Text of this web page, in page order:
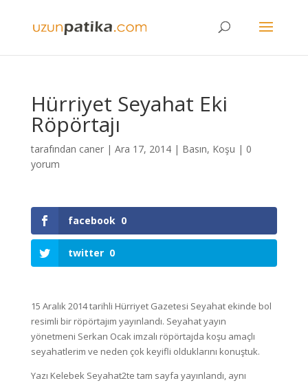
Hürriyet Seyahat Eki
Röpörtajı
tarafından caner| Ara 17, 2014| Basın, Koşu | 0
yorum
facebook 0
twitter 0
15 Aralık 2014 tarihli Hürriyet Gazetesi Seyahat ekinde bol
resimli bir röpörtajım yayınlandı. Seyahat yayın
yönetmeni Serkan Ocak imzalı röpörtajda koşu amaçlı
seyahatlerim ve neden çok keyifli olduklarını konuştuk.
Yazı Kelebek Seyahat2te tam sayfa yayınlandı, aynı